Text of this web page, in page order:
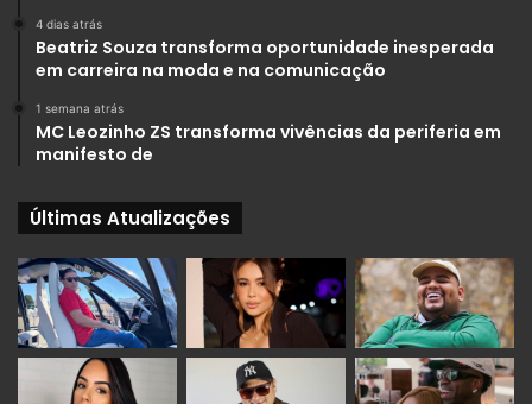
4 dias atrás
Beatriz Souza transforma oportunidade inesperada
em carreira na moda e na comunicação
1 semana atrás
MC Leozinho ZS transforma vivências da periferia em
manifesto de
Últimas Atualizações